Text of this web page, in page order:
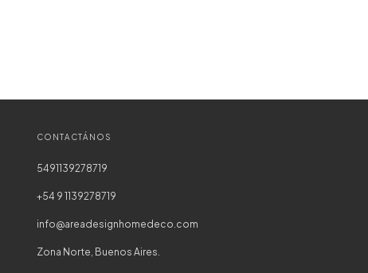
CONTACTÁNOS
5491139278719
+54 9 1139278719
info@areadesignhomedeco.com
Zona Norte, Buenos Aires.